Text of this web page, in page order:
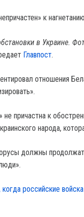
в Украине.
Главпост.
отношения
не причастна к
народа,
должны
российские